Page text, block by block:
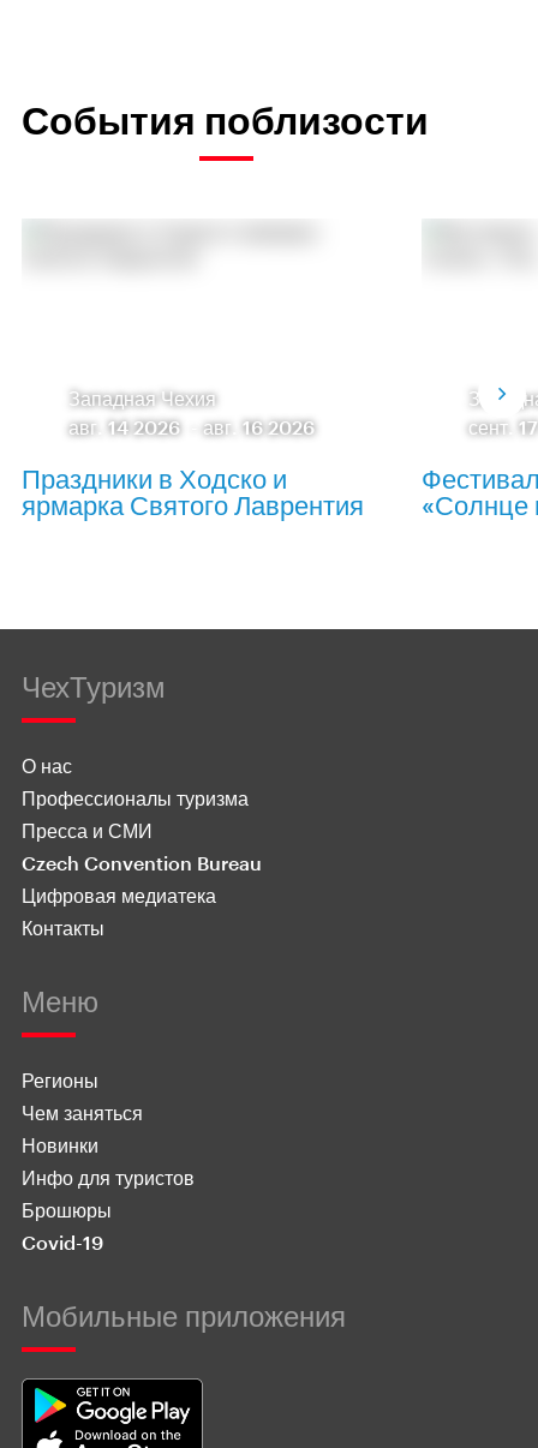
События поблизости
Западная Чехия
авг. 14 2026
авг. 16 2026
Праздники в Ходско и
ярмарка Святого Лаврентия
сент.
«Солнце
ЧехТуризм
О нас
Профессионалы туризма
Пресса и СМИ
Czech Convention Bureau
Цифровая медиатека
Контакты
Меню
Регионы
Чем заняться
Новинки
Инфо для туристов
Брошюры
Covid-19
Мобильные приложения